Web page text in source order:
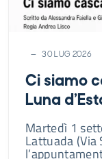
30 LUG 2026
Ci siamo
Luna
Martedì 1
Lattuada (Via